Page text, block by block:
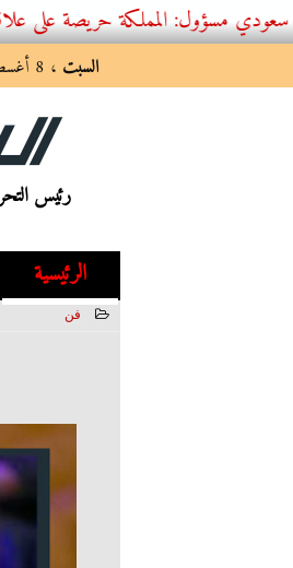
المملكة حريصة على علاقتها مع
السبت ، 8 أغسطس 2026
رئيس
الرئيسية
فن